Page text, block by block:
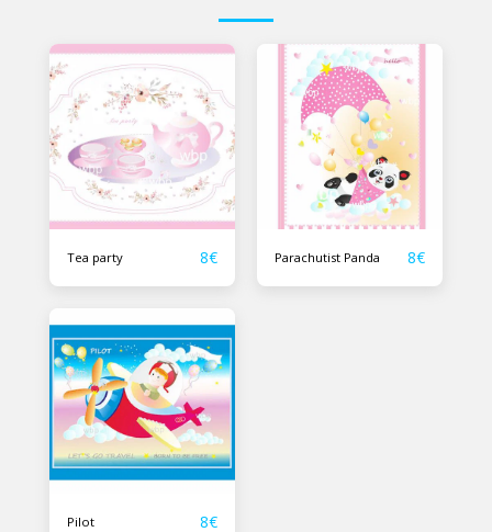
Tea party 8€ Parachutist Panda 8€
Pilot 8€